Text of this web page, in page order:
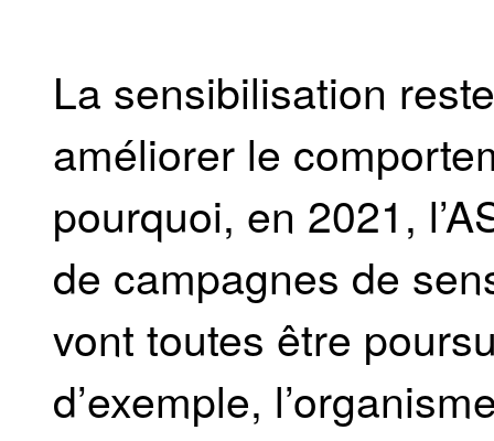
La sensibilisation
améliorer le
pourquoi, en 2021,
de campagnes de
vont toutes être
d’exemple,